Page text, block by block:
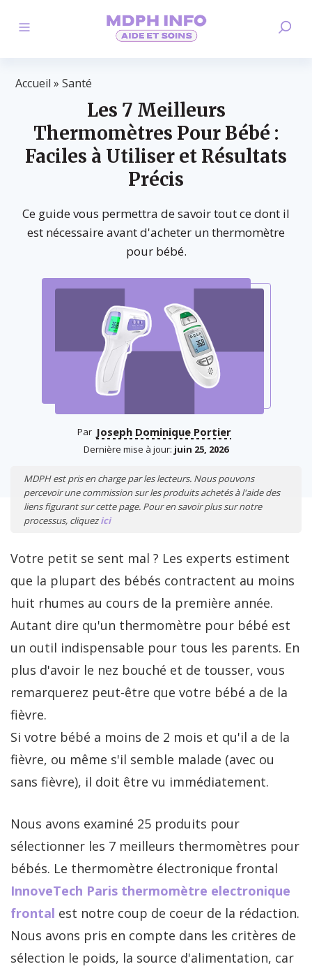
Accueil » Santé
Les 7 Meilleurs
Thermomètres Pour Bébé :
Faciles à Utiliser et Résultats
Précis
Ce guide vous permettra de savoir tout ce dont il
est nécessaire avant d'acheter un thermomètre
pour bébé.
Par Joseph Dominique Portier
Dernière mise à jour: juin 25, 2026
MDPH est pris en charge par les lecteurs. Nous pouvons
percevoir une commission sur les produits achetés à l'aide des
liens figurant sur cette page. Pour en savoir plus sur notre
processus, cliquezici
Votre petit se sent mal ? Les experts estiment
que la plupart des bébés contractent au moins
huit rhumes au cours de la première année.
Autant dire qu'un thermomètre pour bébé est
un outil indispensable pour tous les parents. En
plus d'avoir le nez bouché et de tousser, vous
remarquerez peut-être que votre bébé a de la
fièvre.
Si votre bébé a moins de 2 mois et qu'il a de la
fièvre, ou même s'il semble malade (avec ou
sans fièvre), il doit être vu immédiatement.
Nous avons examiné 25 produits pour
sélectionner les 7 meilleurs thermomètres pour
bébés. Le thermomètre électronique frontal
InnoveTech Paris thermomètre electronique
frontal est notre coup de coeur de la rédaction.
Nous avons pris en compte dans les critères de
sélection le poids, la source d'alimentation, car